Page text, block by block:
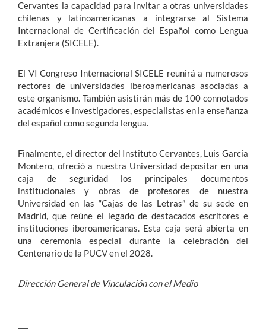
Cervantes la capacidad para invitar a otras universidades
chilenas y latinoamericanas a integrarse al Sistema
Internacional de Certificación del Español como Lengua
Extranjera (SICELE).
El VI Congreso Internacional SICELE reunirá a numerosos
rectores de universidades iberoamericanas asociadas a
este organismo. También asistirán más de 100 connotados
académicos e investigadores, especialistas en la enseñanza
del español como segunda lengua.
Finalmente, el director del Instituto Cervantes, Luis García
Montero, ofreció a nuestra Universidad depositar en una
caja de seguridad los principales documentos
institucionales y obras de profesores de nuestra
Universidad en las “Cajas de las Letras” de su sede en
Madrid, que reúne el legado de destacados escritores e
instituciones iberoamericanas. Esta caja será abierta en
una ceremonia especial durante la celebración del
Centenario de la PUCV en el 2028.
Dirección General de Vinculación con el Medio